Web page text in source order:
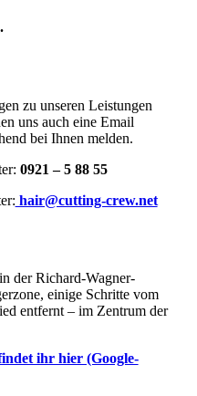
zu unseren Leistungen
uns auch eine Email
bei Ihnen melden.
0921 – 5 88 55
hair@cutting-crew.net
der Richard-Wagner-
einige Schritte vom
entfernt – im Zentrum der
ihr hier (Google-